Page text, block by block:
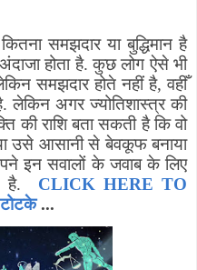
समझदार या बुद्धिमान है
होता है. कुछ लोग ऐसे भी
समझदार होते नहीं है,वहीँ
अगर ज्योतिशास्त्र की
की राशि बता सकती है कि वो
उसे आसानी से बेवकूफ बनाया
इन सवालों के जवाब के लिए
है. CLICK HERE TO
...